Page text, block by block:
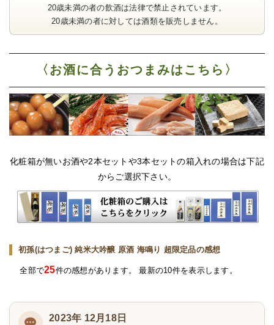
20歳未満の者の飲酒は法律で禁止されています。
20歳未満の者に対しては酒類を販売しません。
〈お酒に合うおつまみはこちら〉
化粧箱が無いお酒や2本セットや3本セットの箱入れの場合は下記
からご選択下さい。
初孫(はつまご) 純米大吟醸 原酒 海鳴り 超限定品の感想
全部で25件の感想があります。 最新の10件を表示します。
2023年 12月18日